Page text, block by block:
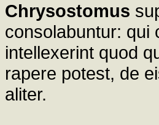
Chrysostomus
consolabuntur: qui
intellexerint quod
rapere potest, de
aliter.